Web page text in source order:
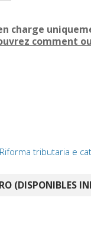
charge
comment
tributaria e
(DISPONIBLES